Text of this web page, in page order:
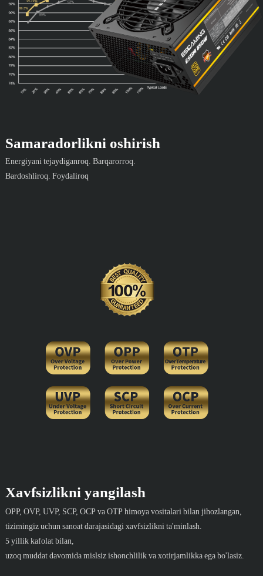
Samaradorlikni oshirish
Energiyani tejaydiganroq. Barqarorroq.
Bardoshliroq. Foydaliroq
Xavfsizlikni yangilash
OPP, OVP, UVP, SCP, OCP va OTP himoya vositalari bilan jihozlangan,
tizimingiz uchun sanoat darajasidagi xavfsizlikni ta'minlash.
5 yillik kafolat bilan,
uzoq muddat davomida mislsiz ishonchlilik va xotirjamlikka ega bo'lasiz.